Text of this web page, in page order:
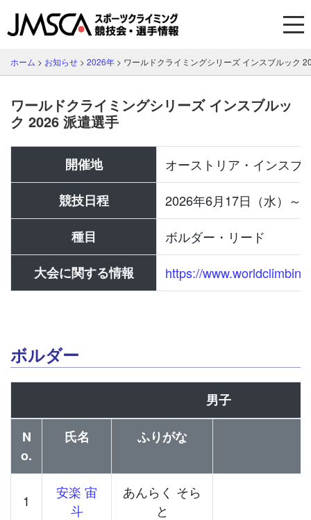
ホーム > お知らせ > 2026年 > ワールドクライミングシリーズ インスブルック
ワールドクライミングシリーズ インスブルッ
ク 2026 派遣選手
開催地
オーストリア・インスブ
競技日程
2026年6月17日（水）～
種目
ボルダー・リード
大会に関する情報
https://
ボルダー
男子
N
o.
氏名 ふりがな
1
安楽 宙
斗
あんらく そら
と